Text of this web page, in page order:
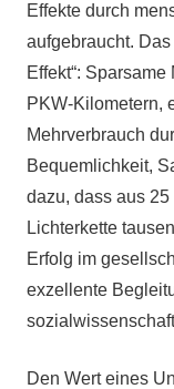
Effekte durch
aufgebraucht.
Effekt“:
PKW-Kilometern,
Mehrverbrauch
Bequemlichkeit,
dazu, dass aus
Lichterkette
Erfolg im
exzellente
Den Wert eines